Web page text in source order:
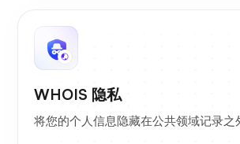
WHOIS 隐私
将您的个人信息隐藏在公共领域记录之